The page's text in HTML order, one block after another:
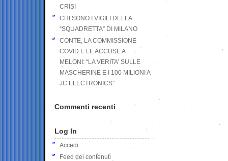
CRISI
CHI SONO I VIGILI DELLA
“SQUADRETTA” DI MILANO
CONTE, LA COMMISSIONE
COVID E LE ACCUSE A
MELONI: “LA VERITA’ SULLE
MASCHERINE E I 100 MILIONI A
JC ELECTRONICS”
Commenti recenti
Log In
Accedi
Feed dei contenuti